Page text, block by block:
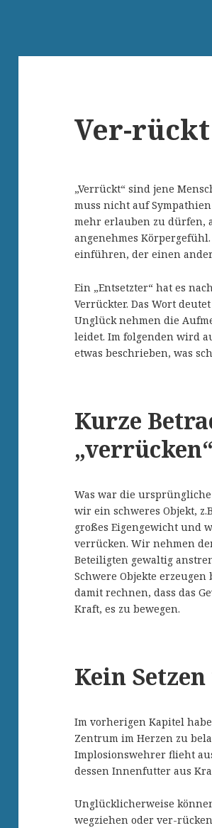
Ver-
„Verrückt“ sind jene
muss nicht auf
mehr erlauben zu dürfen,
angenehmes
einführen, der einen
Ein „Entsetzter“ hat es
Verrückter. Das Wort
Unglück nehmen die
leidet. Im folgenden wird
etwas beschrieben, was
Kurze
„verrücken“
Was war die ursprüngliche
wir ein schweres Objekt,
großes Eigengewicht und
verrücken. Wir nehmen
Beteiligten gewaltig
Schwere Objekte
damit rechnen, dass das
Kraft, es zu bewegen.
Kein
Im vorherigen Kapitel
Zentrum im Herzen zu
Implosionswehrer flieht
dessen Innenfutter aus
Unglücklicherweise
wegziehen oder ver-